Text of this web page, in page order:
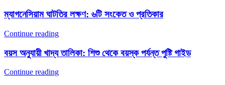
ম্যাগনেসিয়াম ঘাটতির লক্ষণ: ৬টি সংকেত ও প্রতিকার
Continue reading
বয়স অনুযায়ী খাদ্য তালিকা: শিশু থেকে বয়স্ক পর্যন্ত পুষ্টি গাইড
Continue reading